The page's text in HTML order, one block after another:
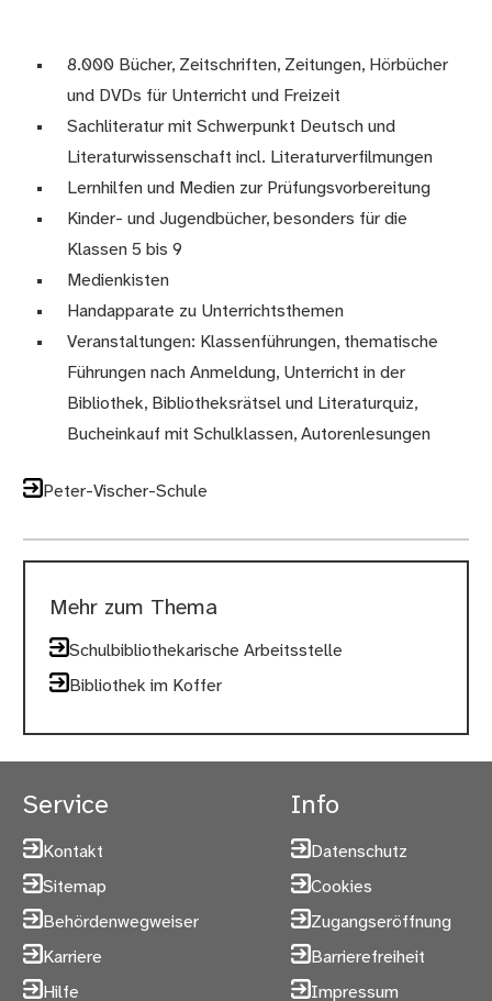
8.000 Bücher, Zeitschriften, Zeitungen, Hörbücher
und DVDs für Unterricht und Freizeit
Sachliteratur mit Schwerpunkt Deutsch und
Literaturwissenschaft incl. Literaturverfilmungen
Lernhilfen und Medien zur Prüfungsvorbereitung
Kinder- und Jugendbücher, besonders für die
Klassen 5 bis 9
Medienkisten
Handapparate zu Unterrichtsthemen
Veranstaltungen: Klassenführungen, thematische
Führungen nach Anmeldung, Unterricht in der
Bibliothek, Bibliotheksrätsel und Literaturquiz,
Bucheinkauf mit Schulklassen, Autorenlesungen
Peter-Vischer-Schule
Mehr zum Thema
Schulbibliothekarische Arbeitsstelle
Bibliothek im Koffer
Service
Kontakt
Sitemap
Behördenwegweiser
Karriere
Hilfe
Info
Datenschutz
Cookies
Zugangseröffnung
Barrierefreiheit
Impressum